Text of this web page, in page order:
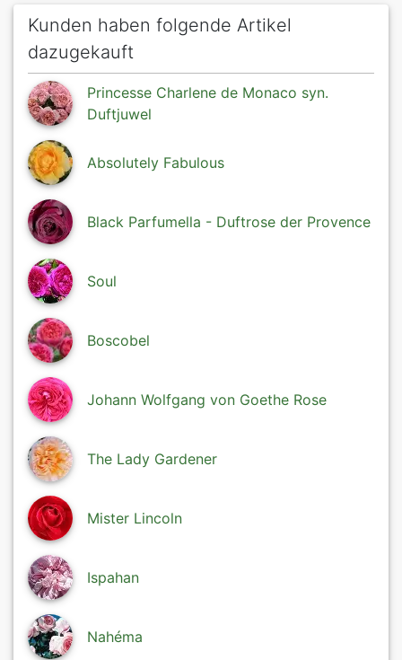
Kunden haben folgende Artikel
dazugekauft
Princesse Charlene de Monaco syn.
Duftjuwel
Absolutely Fabulous
Black Parfumella - Duftrose der Provence
Soul
Boscobel
Johann Wolfgang von Goethe Rose
The Lady Gardener
Mister Lincoln
Ispahan
Nahéma